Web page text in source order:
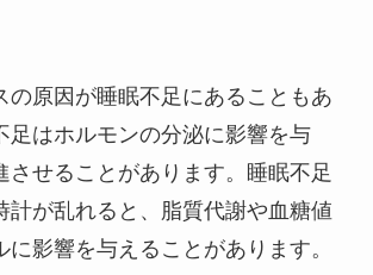
の原因が睡眠不足にあることもあ
足はホルモンの分泌に影響を与
させることがあります。睡眠不足
計が乱れると、脂質代謝や血糖値
影響を与えることがあります。